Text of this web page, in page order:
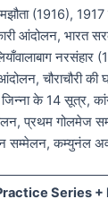
(1916), 1917
आंदोलन, भारत
नरसंहार
चौराचौरी की
के 14 सूत्र,
प्रथम गोलमेज
सम्मेलन, कम्युनंल
Series +